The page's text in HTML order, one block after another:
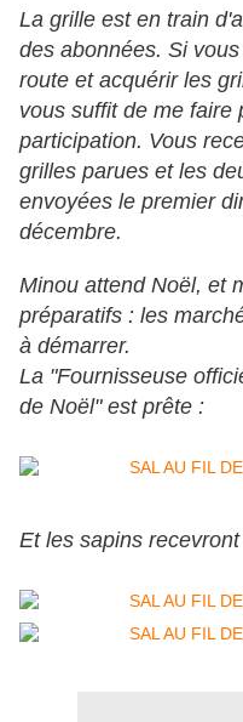
La grille est en train
des abonnées. Si
route et acquérir les
vous suffit de me faire
participation. Vous
grilles parues et les
envoyées le premier
décembre.
Minou attend Noël, et
préparatifs : les
à démarrer.
La "Fournisseuse
de Noël" est prête :
Et les sapins